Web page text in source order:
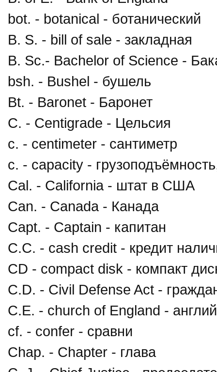
bot. - botanical - ботанический
B. S. - bill of sale - закладная
B. Sc.- Bachelor of Science -
bsh. - Bushel - бушель
Bt. - Baronet - Баронет
С. - Centigrade - Цельсия
с. - centimeter - сантиметр
c. - capacity -
Cal. - California - штат в США
Can. - Canada - Канада
Capt. - Captain - капитан
С.С. - cash credit - кредит
CD - compact disk - компакт
C.D. - Civil Defense Act -
C.E. - church of England -
cf. - confer - сравни
Chap. - Chapter - глава